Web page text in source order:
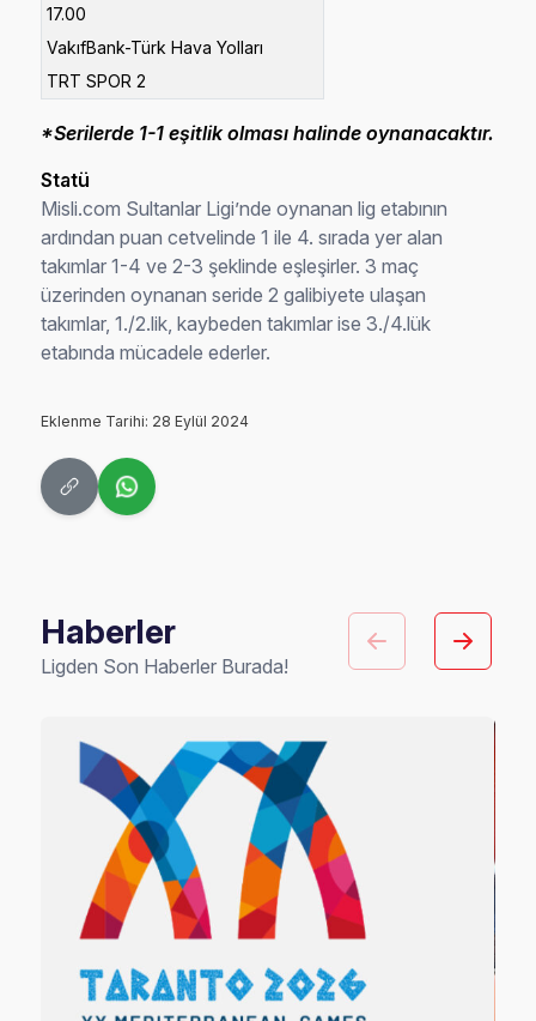
17.00
VakıfBank-Türk Hava Yolları
TRT SPOR 2
*Serilerde 1-1 eşitlik olması halinde oynanacaktır.
Statü
Misli.com Sultanlar Ligi’nde oynanan lig etabının
ardından puan cetvelinde 1 ile 4. sırada yer alan
takımlar 1-4 ve 2-3 şeklinde eşleşirler. 3 maç
üzerinden oynanan seride 2 galibiyete ulaşan
takımlar, 1./2.lik, kaybeden takımlar ise 3./4.lük
etabında mücadele ederler.
Eklenme Tarihi: 28 Eylül 2024
Haberler
Ligden Son Haberler Burada!